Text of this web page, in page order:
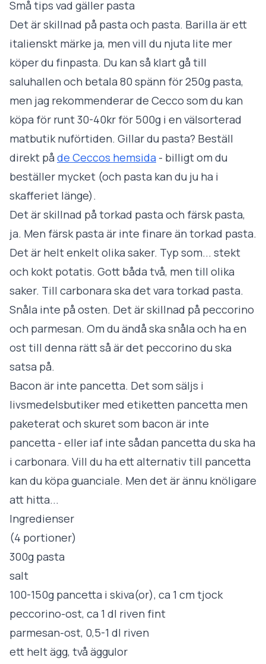
Små tips vad gäller pasta
Det är skillnad på pasta och pasta. Barilla är ett
italienskt märke ja, men vill du njuta lite mer
köper du finpasta. Du kan så klart gå till
saluhallen och betala 80 spänn för 250g pasta,
men jag rekommenderar de Cecco som du kan
köpa för runt 30-40kr för 500g i en välsorterad
matbutik nuförtiden. Gillar du pasta? Beställ
direkt på de Ceccos hemsida - billigt om du
beställer mycket (och pasta kan du ju ha i
skafferiet länge).
Det är skillnad på torkad pasta och färsk pasta,
ja. Men färsk pasta är inte finare än torkad pasta.
Det är helt enkelt olika saker. Typ som... stekt
och kokt potatis. Gott båda två, men till olika
saker. Till carbonara ska det vara torkad pasta.
Snåla inte på osten. Det är skillnad på peccorino
och parmesan. Om du ändå ska snåla och ha en
ost till denna rätt så är det peccorino du ska
satsa på.
Bacon är inte pancetta. Det som säljs i
livsmedelsbutiker med etiketten pancetta men
paketerat och skuret som bacon är inte
pancetta - eller iaf inte sådan pancetta du ska ha
i carbonara. Vill du ha ett alternativ till pancetta
kan du köpa guanciale. Men det är ännu knöligare
att hitta...
Ingredienser
(4 portioner)
300g pasta
salt
100-150g pancetta i skiva(or), ca 1 cm tjock
peccorino-ost, ca 1 dl riven fint
parmesan-ost, 0,5-1 dl riven
ett helt ägg, två äggulor